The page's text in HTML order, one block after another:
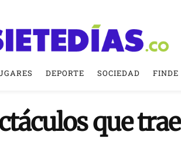
DEPORTE SOCIEDAD FINDE
que trae